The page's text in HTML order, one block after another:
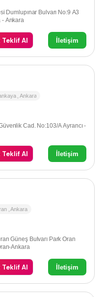
Dumlupınar Bulvarı No:9 A3
- Ankara
Al İletişim
,Ankara
Cad. No:103/A Ayrancı -
Al İletişim
,Ankara
Güneş Bulvarı Park Oran
Ankara
Al İletişim